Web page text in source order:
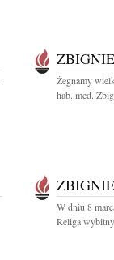
Żegnamy
hab. med.
W dniu 8
Religa